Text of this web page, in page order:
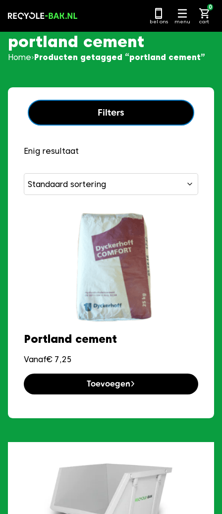
naar
bel ons menu cart
0
portland cement
Home Producten getagged “portland cement”
Filters
Enig resultaat
Portland cement
Vanaf€ 7,25
Toevoegen